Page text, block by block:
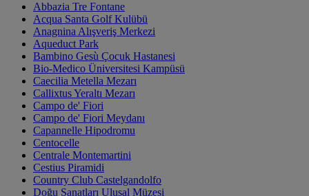
Abbazia Tre Fontane
Acqua Santa Golf Kulübü
Anagnina Alışveriş Merkezi
Aqueduct Park
Bambino Gesù Çocuk Hastanesi
Bio-Medico Üniversitesi Kampüsü
Caecilia Metella Mezarı
Callixtus Yeraltı Mezarı
Campo de' Fiori
Campo de' Fiori Meydanı
Capannelle Hipodromu
Centocelle
Centrale Montemartini
Cestius Piramidi
Country Club Castelgandolfo
Doğu Sanatları Ulusal Müzesi